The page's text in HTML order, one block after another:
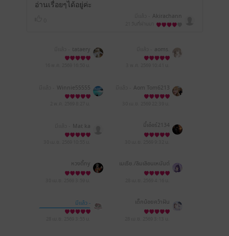
อ่านเรื่อยๆได้อยู่ค่ะ
Akirachann
tataery aoms.
Winnie55555 Aom Tom6213
Mat ka มี๋เอ๋อร์2134
หวงตี้ny เมเธีย./ลืมเลือน​เหมันต์​
มีแล้ว -
Roseshouse books
เด็กน้อยคว้าฝัน